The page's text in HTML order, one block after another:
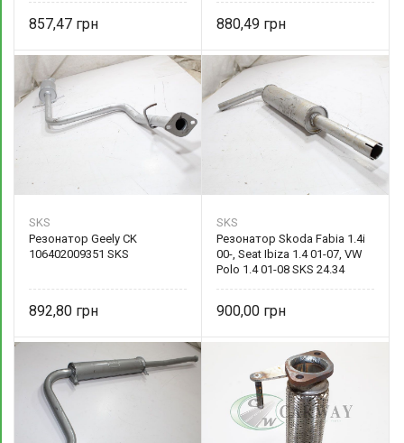
857,47 880,49
SKS
Резонатор Geely CK
106402009351 SKS
892,80
SKS
Резонатор Skoda Fabia 1.4i
00-, Seat Ibiza 1.4 01-07, VW
Polo 1.4 01-08 SKS 24.34
900,00